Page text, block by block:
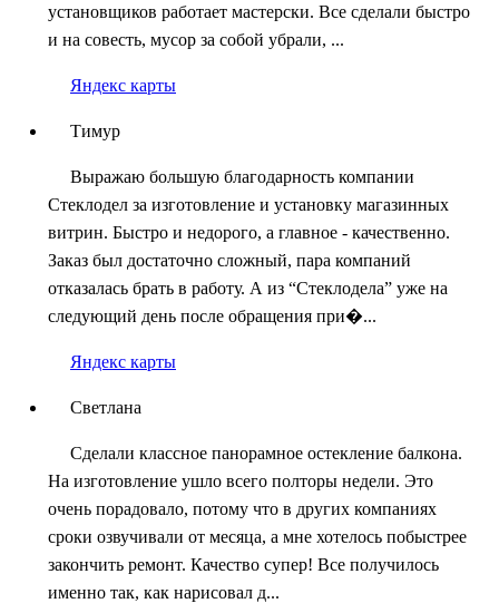
установщиков работает мастерски. Все сделали быстро
и на совесть, мусор за собой убрали, ...
Яндекс карты
Тимур
Выражаю большую благодарность компании
Стеклодел за изготовление и установку магазинных
витрин. Быстро и недорого, а главное - качественно.
Заказ был достаточно сложный, пара компаний
отказалась брать в работу. А из “Стеклодела” уже на
следующий день после обращения при�...
Яндекс карты
Светлана
Сделали классное панорамное остекление балкона.
На изготовление ушло всего полторы недели. Это
очень порадовало, потому что в других компаниях
сроки озвучивали от месяца, а мне хотелось побыстрее
закончить ремонт. Качество супер! Все получилось
именно так, как нарисовал д...